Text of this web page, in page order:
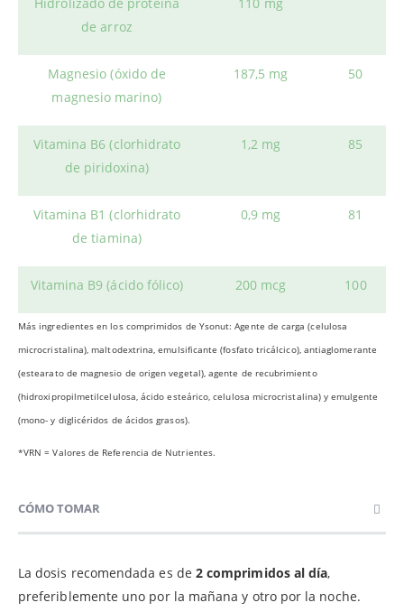
Hidrolizado de proteína
de arroz
110 mg
Magnesio (óxido de
magnesio marino)
187,5 mg 50
Vitamina B6 (clorhidrato
de piridoxina)
1,2 mg 85
Vitamina B1 (clorhidrato
de tiamina)
0,9 mg 81
Vitamina B9 (ácido fólico) 200 mcg 100
Más ingredientes en los comprimidos de Ysonut: Agente de carga (celulosa
microcristalina), maltodextrina, emulsificante (fosfato tricálcico), antiaglomerante
(estearato de magnesio de origen vegetal), agente de recubrimiento
(hidroxipropilmetilcelulosa, ácido esteárico, celulosa microcristalina) y emulgente
(mono- y diglicéridos de ácidos grasos).
*VRN = Valores de Referencia de Nutrientes.
CÓMO TOMAR
La dosis recomendada es de 2 comprimidos al día,
preferiblemente uno por la mañana y otro por la noche.